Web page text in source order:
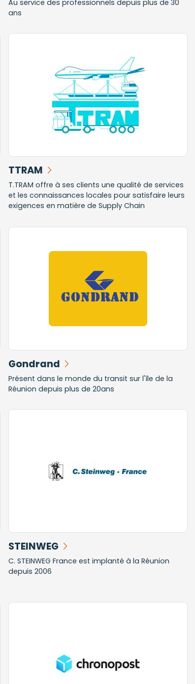
Au service des professionnels depuis plus de 30
ans
TTRAM
T.TRAM offre à ses clients une qualité de services
et les connaissances locales pour satisfaire leurs
exigences en matière de Supply Chain
Gondrand
Présent dans le monde du transit sur l'île de la
Réunion depuis plus de 20ans
STEINWEG
C. STEINWEG France est implanté à la Réunion
depuis 2006